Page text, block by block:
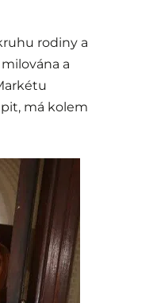
rodiny a
a
má kolem